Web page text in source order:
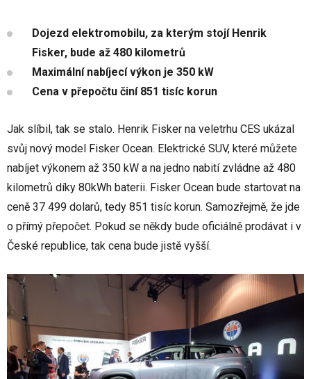
Dojezd elektromobilu, za kterým stojí Henrik
Fisker, bude až 480 kilometrů
Maximální nabíjecí výkon je 350 kW
Cena v přepočtu činí 851 tisíc korun
Jak slíbil, tak se stalo. Henrik Fisker na veletrhu CES ukázal
svůj nový model Fisker Ocean. Elektrické SUV, které můžete
nabíjet výkonem až 350 kW a na jedno nabití zvládne až 480
kilometrů díky 80kWh baterii. Fisker Ocean bude startovat na
ceně 37 499 dolarů, tedy 851 tisíc korun. Samozřejmě, že jde
o přímý přepočet. Pokud se někdy bude oficiálně prodávat i v
České republice, tak cena bude jistě vyšší.